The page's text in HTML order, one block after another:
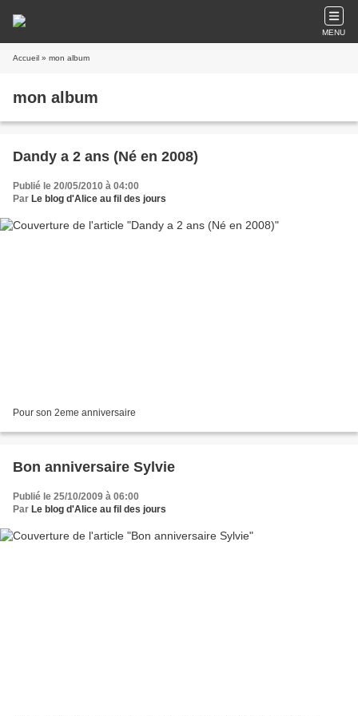
MENU
Accueil » mon album
mon album
Dandy a 2 ans (Né en 2008)
Publié le 20/05/2010 à 04:00
Par Le blog d'Alice au fil des jours
Pour son 2eme anniversaire
Bon anniversaire Sylvie
Publié le 25/10/2009 à 06:00
Par Le blog d'Alice au fil des jours